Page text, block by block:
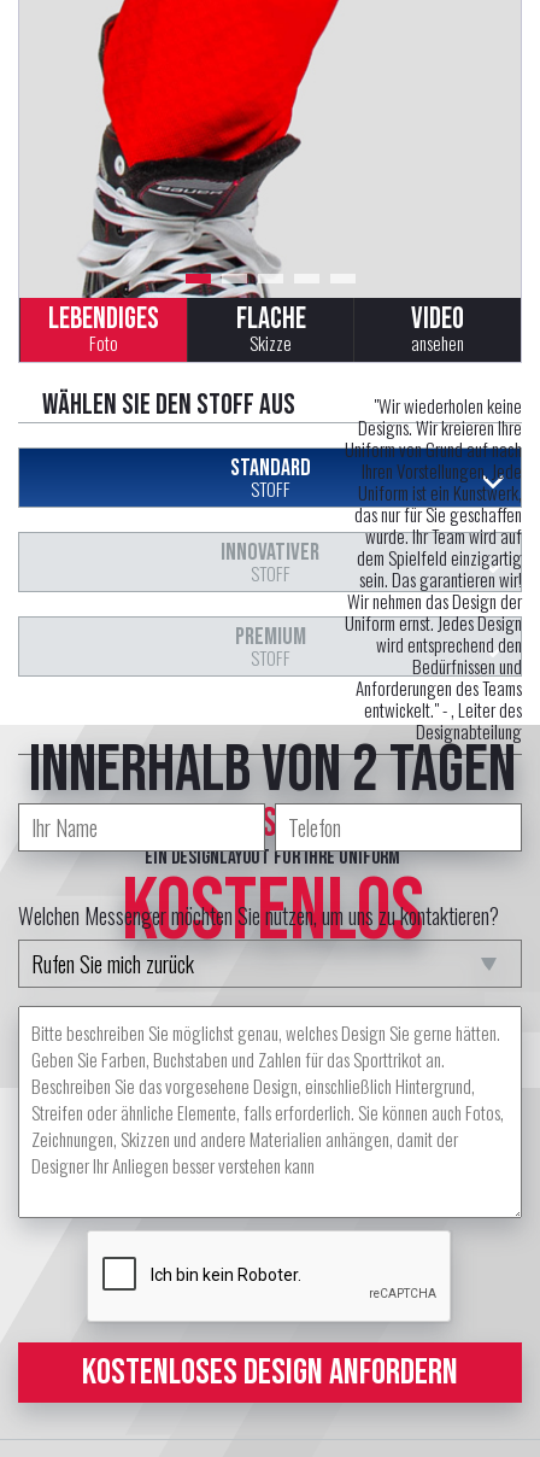
LEBENDIGES
Foto
FLACHE
Skizze
VIDEO
ansehen
Wählen Sie den Stoff aus
STANDARD
STOFF
INNOVATIVER
STOFF
PREMIUM
STOFF
"Wir wiederholen keine
Designs. Wir kreieren Ihre
Uniform von Grund auf nach
Ihren Vorstellungen. Jede
Uniform ist ein Kunstwerk,
das nur für Sie geschaffen
wurde. Ihr Team wird auf
dem Spielfeld einzigartig
sein. Das garantieren wir!
Wir nehmen das Design der
Uniform ernst. Jedes Design
wird entsprechend den
Bedürfnissen und
Anforderungen des Teams
entwickelt." -, Leiter des
Designabteilung
innerhalb von 2 Tagen
erstellt professional Designer
ein Designlayout für Ihre Uniform
KOSTENLOS
Welchen Messenger möchten Sie nutzen, um uns zu kontaktieren?
KOSTENLOSES DESIGN ANFORDERN